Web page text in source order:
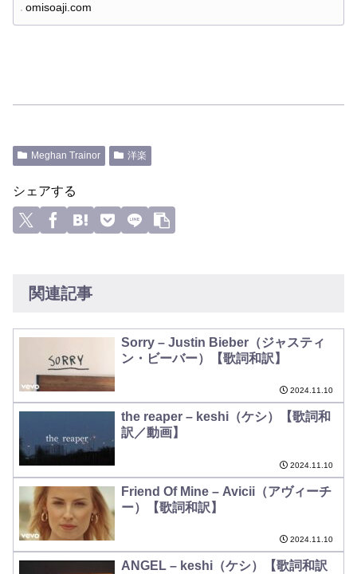
omisoaji.com
Meghan Trainor 洋楽
シェアする
関連記事
Sorry – Justin Bieber（ジャスティ
ン・ビーバー）【歌詞和訳】
2024.11.10
the reaper – keshi（ケシ）【歌詞和
訳／動画】
2024.11.10
Friend Of Mine – Avicii（アヴィーチ
ー）【歌詞和訳】
2024.11.10
ANGEL – keshi（ケシ）【歌詞和訳